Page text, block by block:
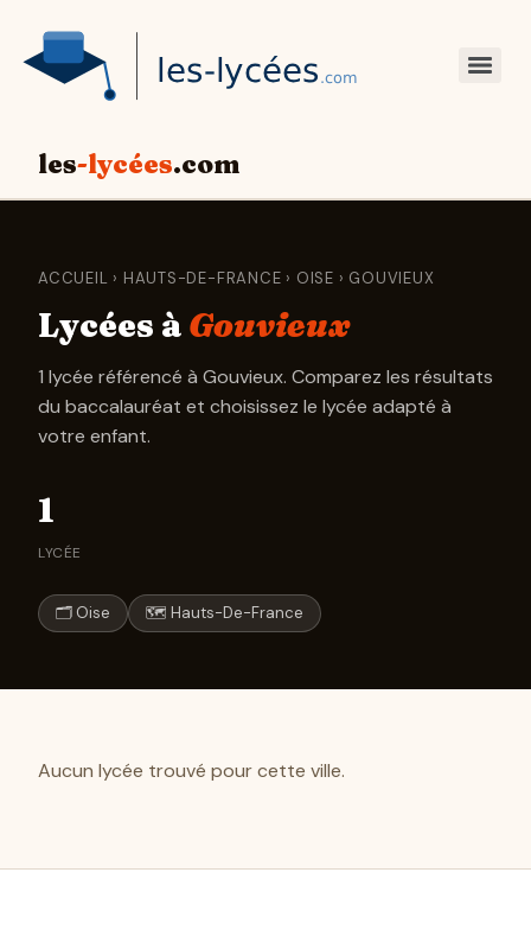
les-lycées.com
ACCUEIL › HAUTS-DE-FRANCE › OISE › GOUVIEUX
Lycées à Gouvieux
1 lycée référencé à Gouvieux. Comparez les résultats
du baccalauréat et choisissez le lycée adapté à
votre enfant.
1
LYCÉE
🗂 Oise 🗺 Hauts-De-France
Aucun lycée trouvé pour cette ville.